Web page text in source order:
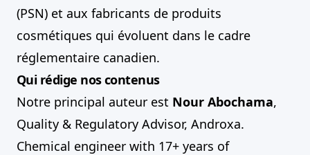
(PSN) et aux fabricants de produits
cosmétiques qui évoluent dans le cadre
réglementaire canadien.
Qui rédige nos contenus
Notre principal auteur est Nour Abochama,
Quality & Regulatory Advisor, Androxa.
Chemical engineer with 17+ years of